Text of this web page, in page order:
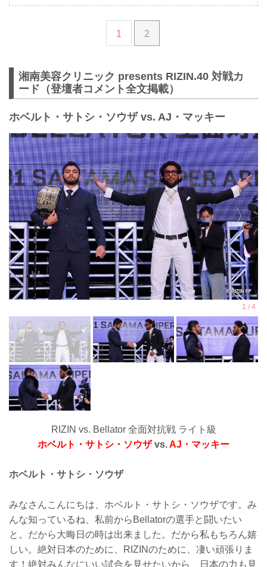
1 2
湘南美容クリニック presents RIZIN.40 対戦カ
ード（登壇者コメント全文掲載）
ホベルト・サトシ・ソウザ vs. AJ・マッキー
RIZIN vs. Bellator 全面対抗戦 ライト級
ホベルト・サトシ・ソウザvs.AJ・マッキー
ホベルト・サトシ・ソウザ
みなさんこんにちは、ホベルト・サトシ・ソウザです。み
んな知っているね、私前からBellatorの選手と闘いたい
と。だから大晦日の時は出来ました。だから私もちろん嬉
しい。絶対日本のために、RIZINのために、凄い頑張りま
す！絶対みんなにいい試合を見せたいから、日本の力も見